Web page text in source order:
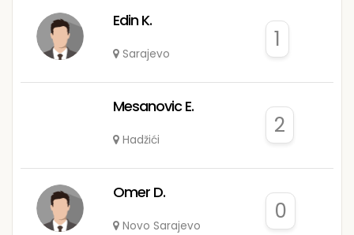
Edin K.
Sarajevo
1
Mesanovic E.
Hadžići
2
Omer D.
Novo Sarajevo
0